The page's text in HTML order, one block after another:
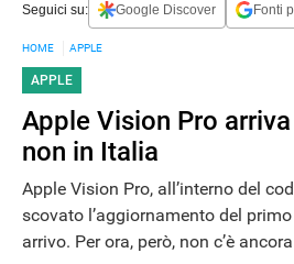
Seguici su: Google Discover Fonti
HOME APPLE
APPLE
Apple Vision Pro
non in Italia
Apple Vision Pro, all’interno del
scovato l’aggiornamento del
arrivo. Per ora, però, non c’è